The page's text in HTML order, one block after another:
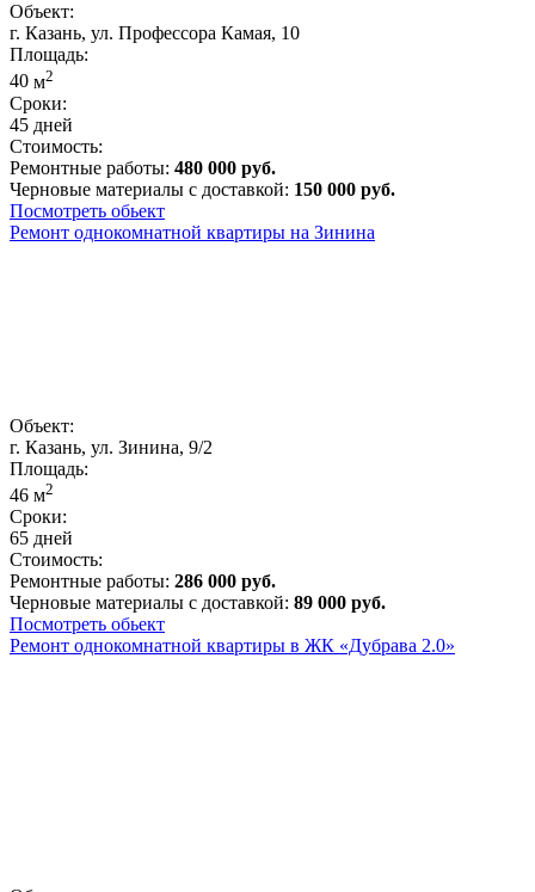
Объект:
г. Казань, ул. Профессора Камая, 10
Площадь:
40 м2
Сроки:
45 дней
Стоимость:
Ремонтные работы: 480 000 руб.
Черновые материалы с доставкой: 150 000 руб.
Посмотреть обьект
Ремонт однокомнатной квартиры на Зинина
Объект:
г. Казань, ул. Зинина, 9/2
Площадь:
46 м2
Сроки:
65 дней
Стоимость:
Ремонтные работы: 286 000 руб.
Черновые материалы с доставкой: 89 000 руб.
Посмотреть обьект
Ремонт однокомнатной квартиры в ЖК «Дубрава 2.0»